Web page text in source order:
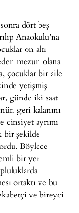
dört beş
Anaokulu’na
on altı
mezun olana
çocuklar bir aile
yetişmiş
günde iki saat
geri kalanını
cinsiyet ayrımı
bir şekilde
Böylece
bir yer
ortaktı ve bu
ve bireyci